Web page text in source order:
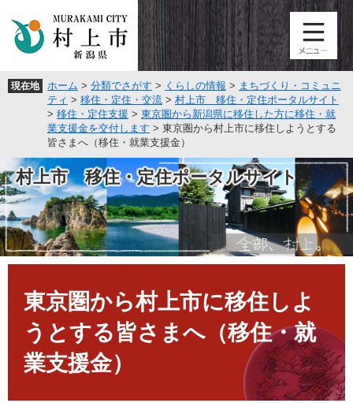
頭
飛
文
へ
現在地 ホーム > 分類でさがす > くらしの情報 > まちづくり・コミュニ
ティ > 移住・定住・交流 > 村上市 移住・定住ポータルサイト
> 移住・定住支援 > 東京圏から新潟県に移住した方に移住・就
業支援金を交付します > 東京圏から村上市に移住しようとする
皆さまへ（移住・就業支援金）
村上市 移住・定住ポータルサイト
東京圏から村上市に移住しよ
うとする皆さまへ（移住・就
業支援金）